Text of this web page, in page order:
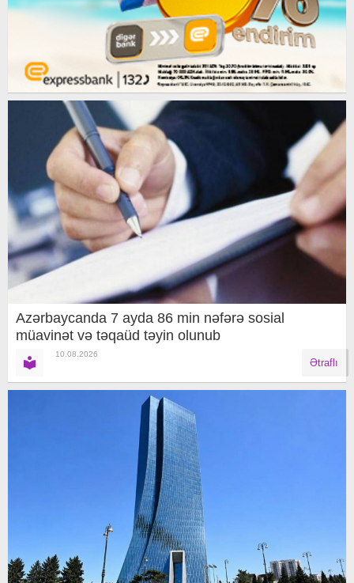
Azərbaycanda 7 ayda 86 min nəfərə sosial
müavinət və təqaüd təyin olunub
10.08.2026
Ətraflı